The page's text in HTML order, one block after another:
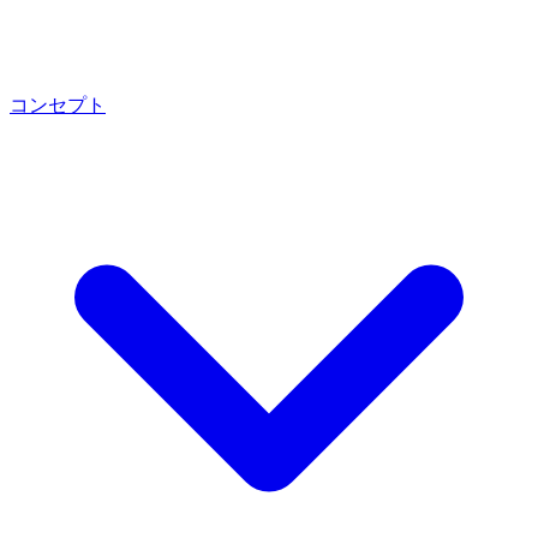
コンセプト